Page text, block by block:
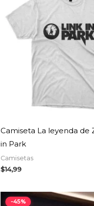
Camiseta La leyenda de
in Park
Camisetas
$14,99
-45%
El
precio
El